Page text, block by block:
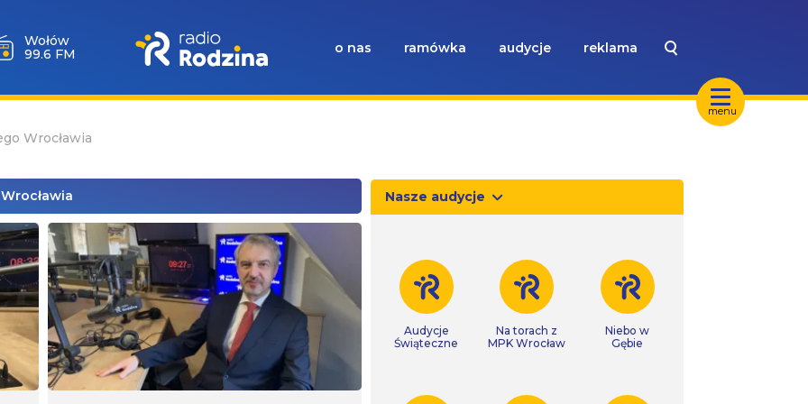
menu
Wołów
99.6 FM
o nas ramówka audycje reklama
Wrocławia
Nasze audycje
Audycje
Świąteczne
Na torach z
MPK Wrocław
Niebo w
Gębie